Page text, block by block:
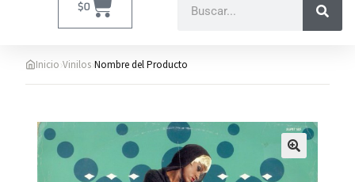
$0
Inicio›Vinilos›Nombre del Producto